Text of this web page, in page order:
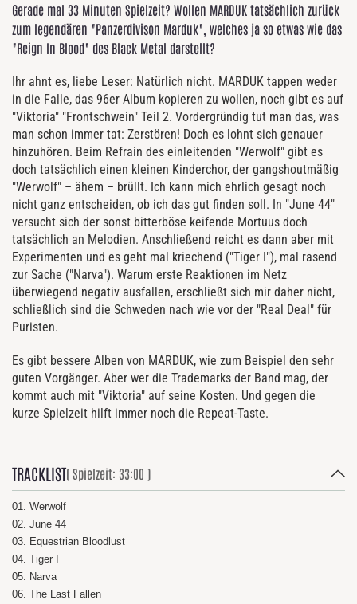
Gerade mal 33 Minuten Spielzeit? Wollen MARDUK tatsächlich zurück
zum legendären "Panzerdivison Marduk", welches ja so etwas wie das
"Reign In Blood" des Black Metal darstellt?
Ihr ahnt es, liebe Leser: Natürlich nicht. MARDUK tappen weder
in die Falle, das 96er Album kopieren zu wollen, noch gibt es auf
"Viktoria" "Frontschwein" Teil 2. Vordergründig tut man das, was
man schon immer tat: Zerstören! Doch es lohnt sich genauer
hinzuhören. Beim Refrain des einleitenden "Werwolf" gibt es
doch tatsächlich einen kleinen Kinderchor, der gangshoutmäßig
"Werwolf" – ähem – brüllt. Ich kann mich ehrlich gesagt noch
nicht ganz entscheiden, ob ich das gut finden soll. In "June 44"
versucht sich der sonst bitterböse keifende Mortuus doch
tatsächlich an Melodien. Anschließend reicht es dann aber mit
Experimenten und es geht mal kriechend ("Tiger I"), mal rasend
zur Sache ("Narva"). Warum erste Reaktionen im Netz
überwiegend negativ ausfallen, erschließt sich mir daher nicht,
schließlich sind die Schweden nach wie vor der "Real Deal" für
Puristen.
Es gibt bessere Alben von MARDUK, wie zum Beispiel den sehr
guten Vorgänger. Aber wer die Trademarks der Band mag, der
kommt auch mit "Viktoria" auf seine Kosten. Und gegen die
kurze Spielzeit hilft immer noch die Repeat-Taste.
TRACKLIST( Spielzeit: 33:00 )
01. Werwolf
02. June 44
03. Equestrian Bloodlust
04. Tiger I
05. Narva
06. The Last Fallen